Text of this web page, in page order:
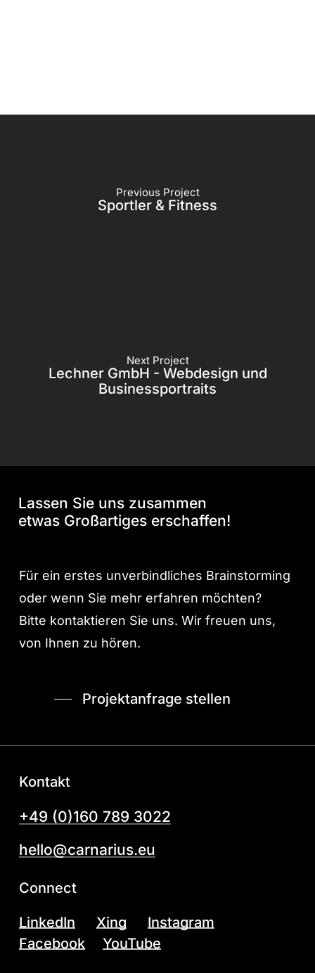
Previous Project
Sportler & Fitness
Next Project
Lechner GmbH - Webdesign und
Businessportraits
Lassen Sie uns zusammen
etwas Großartiges erschaffen!
Für ein erstes unverbindliches Brainstorming
oder wenn Sie mehr erfahren möchten?
Bitte kontaktieren Sie uns. Wir freuen uns,
von Ihnen zu hören.
Projektanfrage stellen
Kontakt
+49 (0)160 789 3022
hello@carnarius.eu
Connect
LinkedIn Xing
Instagram
Facebook
YouTube